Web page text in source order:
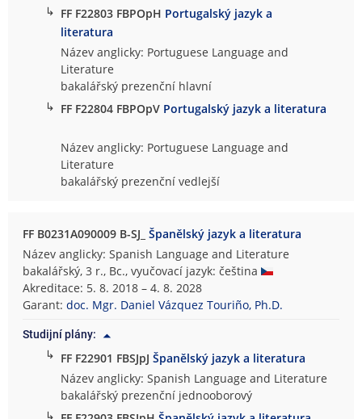
↳ FF F22803 FBPOpH Portugalský jazyk a
literatura
Název anglicky: Portuguese Language and
Literature
bakalářský prezenční hlavní
↳ FF F22804 FBPOpV Portugalský jazyk a literatura
Název anglicky: Portuguese Language and
Literature
bakalářský prezenční vedlejší
FF B0231A090009 B-SJ_Španělský jazyk a literatura
Název anglicky: Spanish Language and Literature
bakalářský, 3 r., Bc., vyučovací jazyk: čeština
Akreditace: 5. 8. 2018 – 4. 8. 2028
Garant:doc. Mgr. Daniel Vázquez Touriño, Ph.D.
Studijní plány:
↳ FF F22901 FBSJpJŠpanělský jazyk a literatura
Název anglicky: Spanish Language and Literature
bakalářský prezenční jednooborový
↳